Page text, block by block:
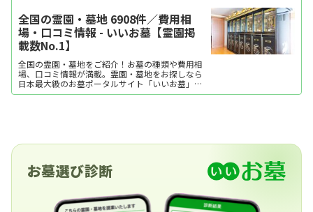
全国の霊園・墓地 6908件／費用相
場・口コミ情報 - いいお墓【霊園掲
載数No.1】
全国の霊園・墓地をご紹介！お墓の種類や費用相
場、口コミ情報が満載。霊園・墓地をお探しなら
日本最大級のお墓ポータルサイト「いいお墓」に
お任せください。資料請求・見学予約・お墓の相
お墓選び診断